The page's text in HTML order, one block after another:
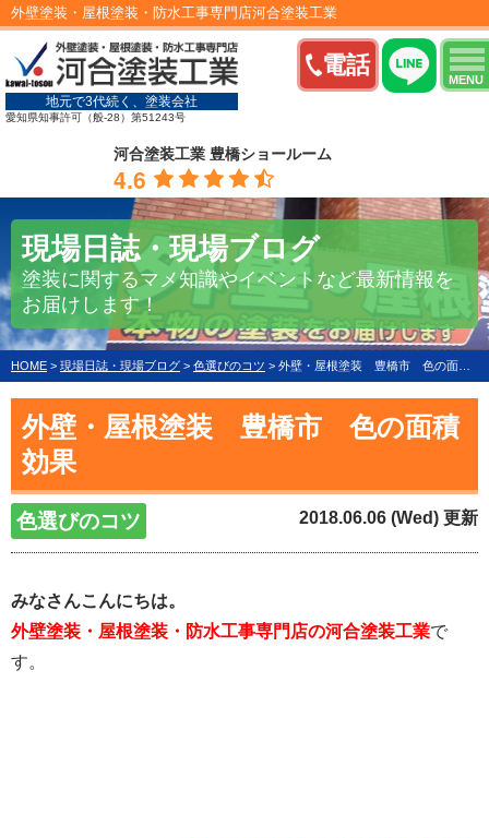
電話
MENU
外壁塗装・屋根塗装・防水工事専門店河合塗装工業
地元で3代続く、塗装会社
愛知県知事許可（般-28）第51243号
河合塗装工業 豊橋ショールーム
4.6
現場日誌・現場ブログ
塗装に関するマメ知識やイベントなど最新情報を
お届けします！
HOME > 現場日誌・現場ブログ > 色選びのコツ > 外壁・屋根塗装 豊橋市 色の面積効果
外壁・屋根塗装 豊橋市 色の面積
効果
色選びのコツ 2018.06.06 (Wed) 更新
みなさんこんにちは。
外壁塗装・屋根塗装・防水工事専門店の河合塗装工業で
す。